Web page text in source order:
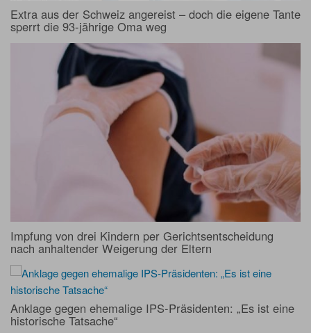
Extra aus der Schweiz angereist – doch die eigene Tante
sperrt die 93-jährige Oma weg
Impfung von drei Kindern per Gerichtsentscheidung
nach anhaltender Weigerung der Eltern
Anklage gegen ehemalige IPS-Präsidenten: „Es ist eine
historische Tatsache“